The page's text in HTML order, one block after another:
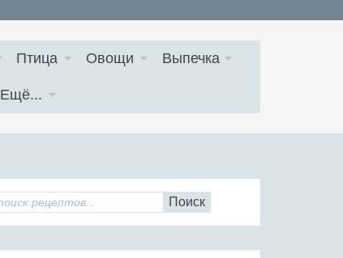
Птица Овощи Выпечка
Ещё...
Поиск